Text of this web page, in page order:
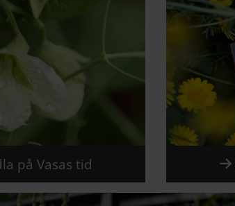
på Vasas tid